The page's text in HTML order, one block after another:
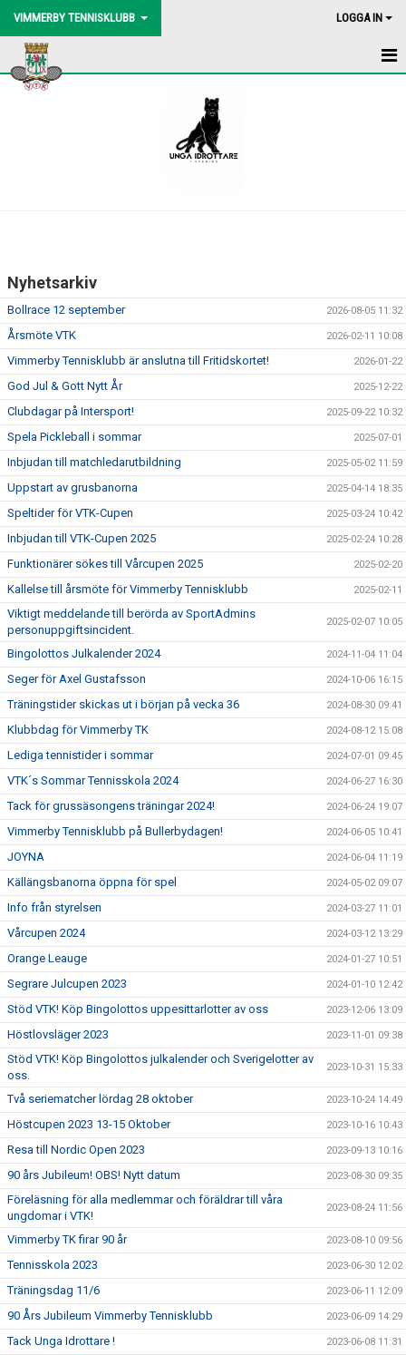
VIMMERBY TENNISKLUBB LOGGA IN
HEM
UTEBANORNA
AKTIVITETER
KONTAKT
KALENDER
Nyhetsarkiv
Bollrace 12 september 2026-08-05 11:32
Årsmöte VTK 2026-02-11 10:08
Vimmerby Tennisklubb är anslutna till Fritidskortet! 2026-01-22
God Jul & Gott Nytt År 2025-12-22
Clubdagar på Intersport! 2025-09-22 10:32
Spela Pickleball i sommar 2025-07-01
Inbjudan till matchledarutbildning 2025-05-02 11:59
Uppstart av grusbanorna 2025-04-14 18:35
Speltider för VTK-Cupen 2025-03-24 10:42
Inbjudan till VTK-Cupen 2025 2025-02-24 10:28
Funktionärer sökes till Vårcupen 2025 2025-02-20
Kallelse till årsmöte för Vimmerby Tennisklubb 2025-02-11
Viktigt meddelande till berörda av SportAdmins
personuppgiftsincident.
2025-02-07 10:05
Bingolottos Julkalender 2024 2024-11-04 11:04
Seger för Axel Gustafsson 2024-10-06 16:15
Träningstider skickas ut i början på vecka 36 2024-08-30 09:41
Klubbdag för Vimmerby TK 2024-08-12 15:08
Lediga tennistider i sommar 2024-07-01 09:45
VTK´s Sommar Tennisskola 2024 2024-06-27 16:30
Tack för grussäsongens träningar 2024! 2024-06-24 19:07
Vimmerby Tennisklubb på Bullerbydagen! 2024-06-05 10:41
JOYNA 2024-06-04 11:19
Källängsbanorna öppna för spel 2024-05-02 09:07
Info från styrelsen 2024-03-27 11:01
Vårcupen 2024 2024-03-12 13:29
Orange Leauge 2024-01-27 10:51
Segrare Julcupen 2023 2024-01-10 12:42
Stöd VTK! Köp Bingolottos uppesittarlotter av oss 2023-12-06 13:09
Höstlovsläger 2023 2023-11-01 09:38
Stöd VTK! Köp Bingolottos julkalender och Sverigelotter av
oss.
2023-10-31 15:33
Två seriematcher lördag 28 oktober 2023-10-24 14:49
Höstcupen 2023 13-15 Oktober 2023-10-16 10:43
Resa till Nordic Open 2023 2023-09-13 10:16
90 års Jubileum! OBS! Nytt datum 2023-08-30 09:35
Föreläsning för alla medlemmar och föräldrar till våra
ungdomar i VTK!
2023-08-24 11:56
Vimmerby TK firar 90 år 2023-08-10 09:56
Tennisskola 2023 2023-06-30 12:02
Träningsdag 11/6 2023-06-11 12:09
90 Års Jubileum Vimmerby Tennisklubb 2023-06-09 14:29
Tack Unga Idrottare ! 2023-06-08 11:31